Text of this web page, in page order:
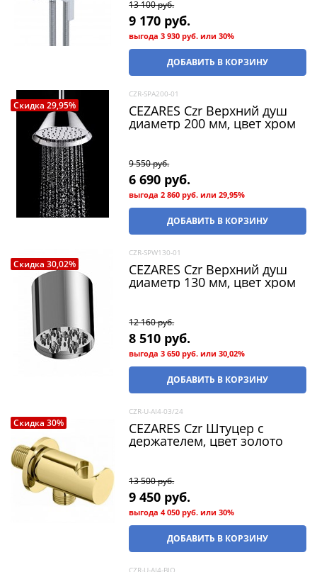
цвет хром
13 100 руб.
9 170 руб.
выгода3 930 руб. или30%
ДОБАВИТЬ В КОРЗИНУ
Скидка 29,95%
CZR-SPA200-01
CEZARES Czr Верхний душ
диаметр 200 мм, цвет хром
9 550 руб.
6 690 руб.
выгода2 860 руб. или29,95%
ДОБАВИТЬ В КОРЗИНУ
Скидка 30,02%
CZR-SPW130-01
CEZARES Czr Верхний душ
диаметр 130 мм, цвет хром
12 160 руб.
8 510 руб.
выгода3 650 руб. или30,02%
ДОБАВИТЬ В КОРЗИНУ
Скидка 30%
CZR-U-AI4-03/24
CEZARES Czr Штуцер с
держателем, цвет золото
13 500 руб.
9 450 руб.
выгода4 050 руб. или30%
ДОБАВИТЬ В КОРЗИНУ
CZR-U-AI4-BIO